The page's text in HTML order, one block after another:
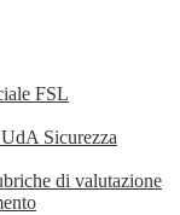
FSL
Sicurezza
di valutazione